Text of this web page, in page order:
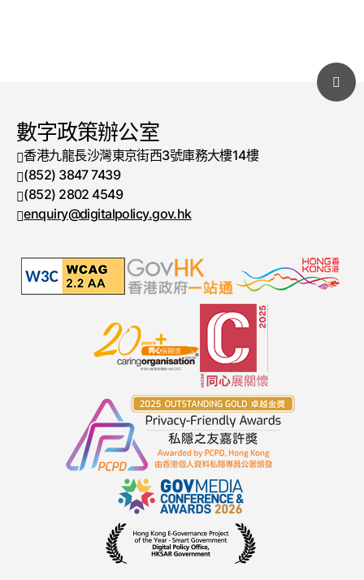
數字政策辦公室
香港九龍長沙灣東京街西3號庫務大樓14樓
電話號碼
(852) 3847 7439
傳真號碼
(852) 2802 4549
enquiry@digitalpolicy.gov.hk